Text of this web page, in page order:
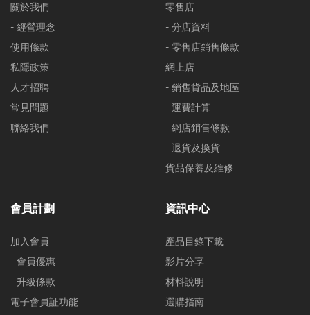
關於我們
- 經營理念
使用條款
私隱政策
人才招聘
常見問題
聯絡我們
零售店
- 分店資料
- 零售店銷售條款
網上店
- 銷售貨品及地區
- 運費計算
- 網店銷售條款
- 退貨及換貨
貨品保養及維修
會員計劃
加入會員
- 會員優惠
- 升級條款
電子會員証功能
資訊中心
產品目錄下載
影片分享
材料說明
選購指南